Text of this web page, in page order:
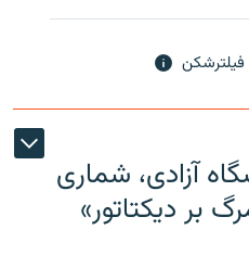
آزادی، شماری
بر دیکتاتور»